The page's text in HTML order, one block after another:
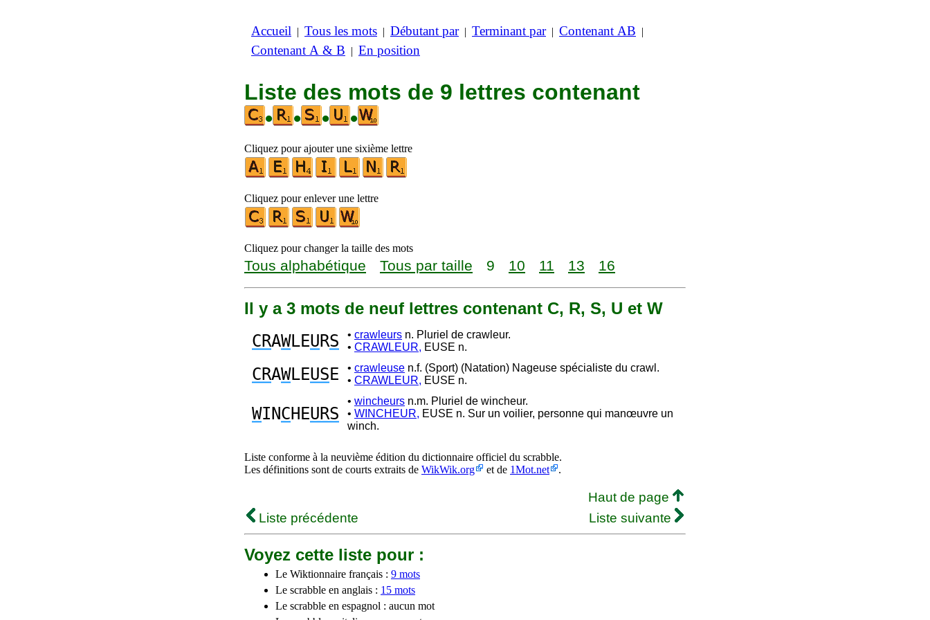
Accueil | Tous les mots | Débutant par| Terminant par| Contenant AB |
Contenant A & B | En position
Liste des mots de 9 lettres contenant
•
• • •
Cliquez pour ajouter une sixième lettre
Cliquez pour enlever une lettre
Cliquez pour changer la taille des mots
Tous alphabétique Tous par taille 9 10 11 13 16
Il y a 3 mots de neuf lettres contenant C, R, S, U et W
CRAWLEURS • crawleurs n. Pluriel de crawleur.
• CRAWLEUR, EUSE n.
CRAWLEUSE • crawleuse n.f. (Sport) (Natation) Nageuse spécialiste du crawl.
• CRAWLEUR, EUSE n.
WINCHEURS
• wincheurs n.m. Pluriel de wincheur.
• WINCHEUR, EUSE n. Sur un voilier, personne qui manœuvre un
winch.
Liste conforme à la neuvième édition du dictionnaire officiel du scrabble.
Les définitions sont de courts extraits de WikWik.org et de 1Mot.net .
Haut de page
Liste précédente
Liste suivante
Voyez cette liste pour :
Le Wiktionnaire français : 9 mots
Le scrabble en anglais : 15 mots
Le scrabble en espagnol : aucun mot